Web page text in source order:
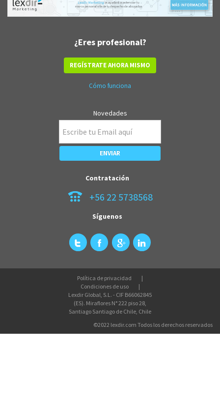
¿Eres profesional?
REGÍSTRATE AHORA MISMO
Cómo funciona
Novedades
Contratación
+56 22 5738568
Síguenos
Política de privacidad
Condiciones de uso
Lexdir Global, S.L. - CIF B66062845
(ES). Miraflores N° 222 piso 28,
Santiago Santiago de Chile, Chile
©2022 lexdir.com Todos los derechos reservados